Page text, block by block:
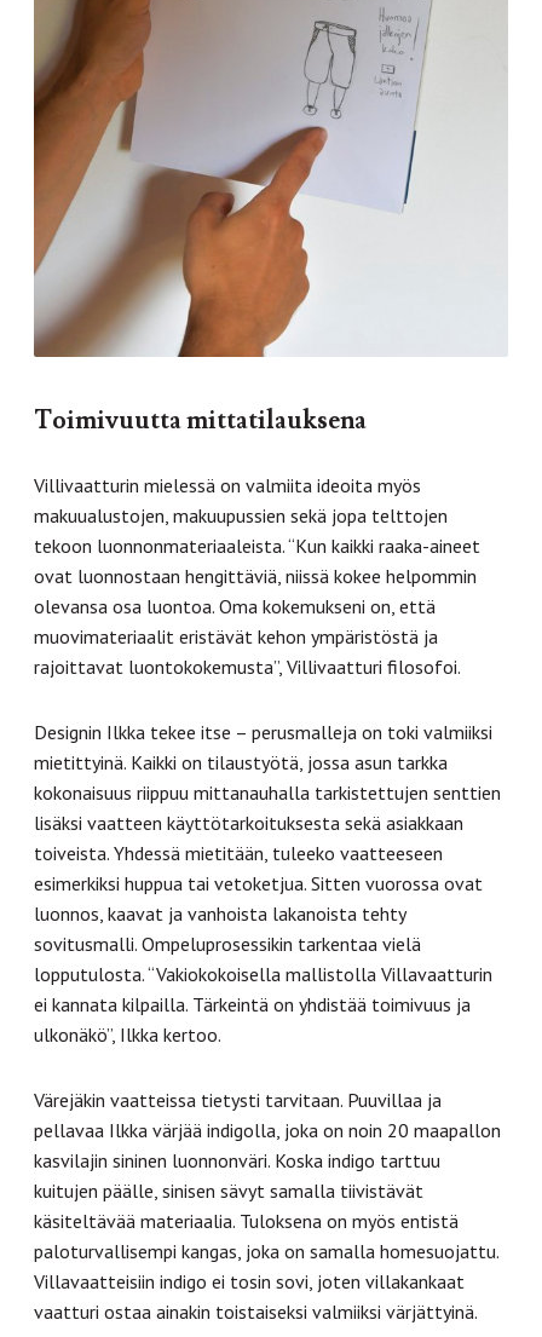
Toimivuutta mittatilauksena
Villivaatturin mielessä on valmiita ideoita myös
makuualustojen, makuupussien sekä jopa telttojen
tekoon luonnonmateriaaleista. “Kun kaikki raaka-aineet
ovat luonnostaan hengittäviä, niissä kokee helpommin
olevansa osa luontoa. Oma kokemukseni on, että
muovimateriaalit eristävät kehon ympäristöstä ja
rajoittavat luontokokemusta”, Villivaatturi filosofoi.
Designin Ilkka tekee itse – perusmalleja on toki valmiiksi
mietittyinä. Kaikki on tilaustyötä, jossa asun tarkka
kokonaisuus riippuu mittanauhalla tarkistettujen senttien
lisäksi vaatteen käyttötarkoituksesta sekä asiakkaan
toiveista. Yhdessä mietitään, tuleeko vaatteeseen
esimerkiksi huppua tai vetoketjua. Sitten vuorossa ovat
luonnos, kaavat ja vanhoista lakanoista tehty
sovitusmalli. Ompeluprosessikin tarkentaa vielä
lopputulosta. “Vakiokokoisella mallistolla Villavaatturin
ei kannata kilpailla. Tärkeintä on yhdistää toimivuus ja
ulkonäkö”, Ilkka kertoo.
Värejäkin vaatteissa tietysti tarvitaan. Puuvillaa ja
pellavaa Ilkka värjää indigolla, joka on noin 20 maapallon
kasvilajin sininen luonnonväri. Koska indigo tarttuu
kuitujen päälle, sinisen sävyt samalla tiivistävät
käsiteltävää materiaalia. Tuloksena on myös entistä
paloturvallisempi kangas, joka on samalla homesuojattu.
Villavaatteisiin indigo ei tosin sovi, joten villakankaat
vaatturi ostaa ainakin toistaiseksi valmiiksi värjättyinä.